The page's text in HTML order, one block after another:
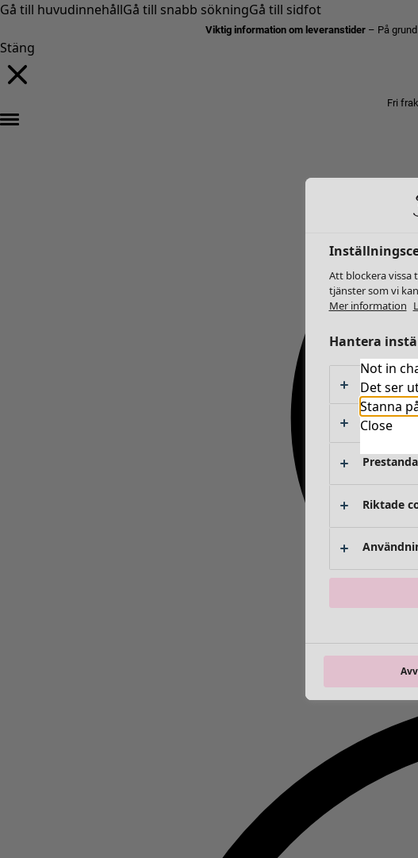
Gå till huvudinnehållGå till snabb sökningGå till sidfot
Viktig information om leveranstider – På
Stäng
Fri
Not in
Det ser
Stanna
Close
Att blockera vissa
tjänster som vi
Mer information
Hantera
Absolut
Riktade